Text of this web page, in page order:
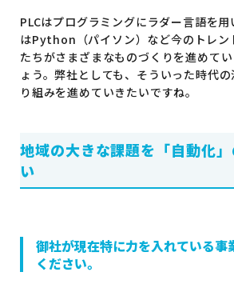
PLCはプログラミングにラダー言語を
はPython（パイソン）など今のトレン
たちがさまざまなものづくりを進めて
ょう。弊社としても、そういった時代
り組みを進めていきたいですね。
地域の大きな課題を「自動化
い
御社が現在特に力を入れている事
ください。